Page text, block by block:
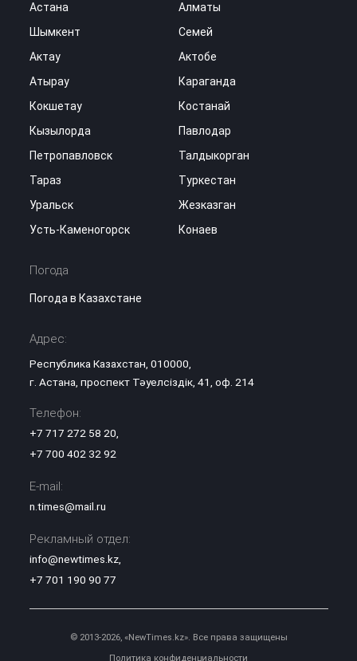
Астана
Алматы
Шымкент
Семей
Актау
Актобе
Атырау
Караганда
Кокшетау
Костанай
Кызылорда
Павлодар
Петропавловск
Талдыкорган
Тараз
Туркестан
Уральск
Жезказган
Усть-Каменогорск
Конаев
Погода
Погода в Казахстане
Адрес:
Республика Казахстан, 010000,
г. Астана, проспект Тәуелсіздік, 41, оф. 214
Телефон:
+7 717 272 58 20
+7 700 402 32 92
E-mail:
n.times@mail.ru
Рекламный отдел:
info@newtimes.kz,
+7 701 190 90 77
© 2013-2026, «NewTimes.kz». Все права защищены
Политика конфиденциальности